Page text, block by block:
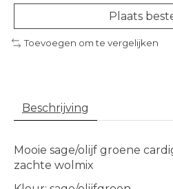
Plaats
Toevoegen om te vergelijken
Beschrijving
Mooie sage/olijf groene
zachte wolmix